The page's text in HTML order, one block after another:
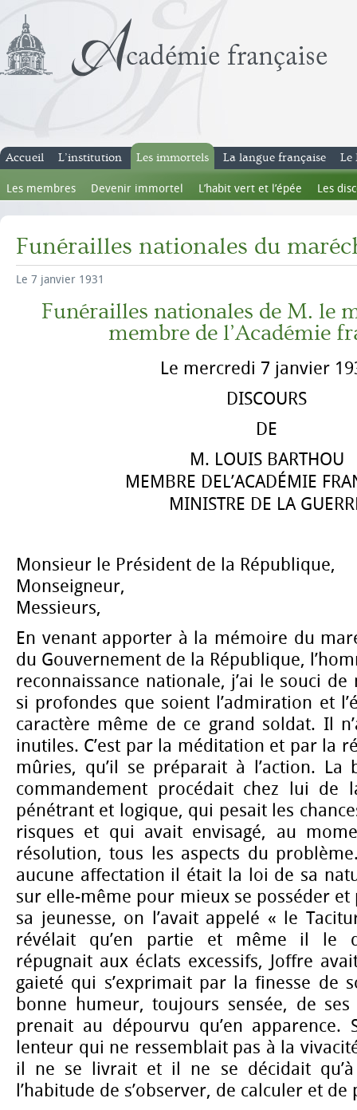
Accueil L’institution Les immortels
Les membres Devenir immortel L’habit vert et l’épée Les
La langue française Le
Funérailles nationales du
Le 7 janvier 1931
Funérailles nationales de M. le
membre de l’Académie
Le mercredi 7 janvier
DISCOURS
DE
M. LOUIS BARTHOU
MEMBRE DEL’ACADÉMIE
MINISTRE DE LA
Monsieur le Président de la République,
Monseigneur,
Messieurs,
En venant apporter à la mémoire du
du Gouvernement de la République,
reconnaissance nationale, j’ai le souci
si profondes que soient l’admiration et
caractère même de ce grand soldat. Il
inutiles. C’est par la méditation et par la
mûries, qu’il se préparait à l’action. La
commandement procédait chez lui de
pénétrant et logique, qui pesait les
risques et qui avait envisagé, au
résolution, tous les aspects du
aucune affectation il était la loi de sa
sur elle-même pour mieux se posséder et
sa jeunesse, on l’avait appelé « le
révélait qu’en partie et même il le
répugnait aux éclats excessifs, Joffre
gaieté qui s’exprimait par la finesse de
bonne humeur, toujours sensée, de
prenait au dépourvu qu’en apparence.
lenteur qui ne ressemblait pas à la
il ne se livrait et il ne se décidait qu’à
l’habitude de s’observer, de calculer et de